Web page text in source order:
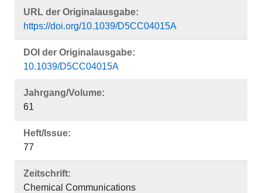
URL der Originalausgabe:
https://doi.org/10.1039/D5CC04015A
DOI der Originalausgabe:
10.1039/D5CC04015A
Jahrgang/Volume:
61
Heft/Issue:
77
Zeitschrift:
Chemical Communications